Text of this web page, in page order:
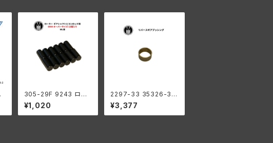
305-29F 9243 ロー
ラー 右側 コンロッド用
+0004 オーバーサイズ
12個入り ハーレーダビ
¥1,020
2297-33 35326-33
リバース ギア ブッシン
グ メインシャフト ハー
レーダビッドソン 1941-
¥3,377